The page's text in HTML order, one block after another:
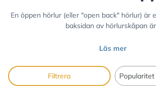
En öppen hörlur (eller "open back" hörlur) är
baksidan av hörlurskåpan
Läs mer
Filtrera